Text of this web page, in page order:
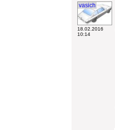
vasich
18.02.2016
10:14